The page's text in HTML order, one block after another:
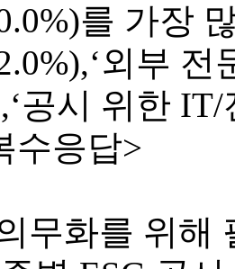
를 가장
외부
공시 위한
수응답>
무화를 위해